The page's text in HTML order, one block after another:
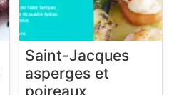
Saint-Jacques
asperges et
poireaux